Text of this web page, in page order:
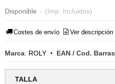
Disponible - (Imp. Incluidos)
Costes de envío Ver descripción
Marca: ROLY • EAN / Cod. Barras
TALLA